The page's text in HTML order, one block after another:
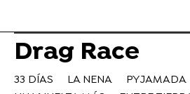
Drag Race
33 DÍAS LA NENA
PYJAMADA